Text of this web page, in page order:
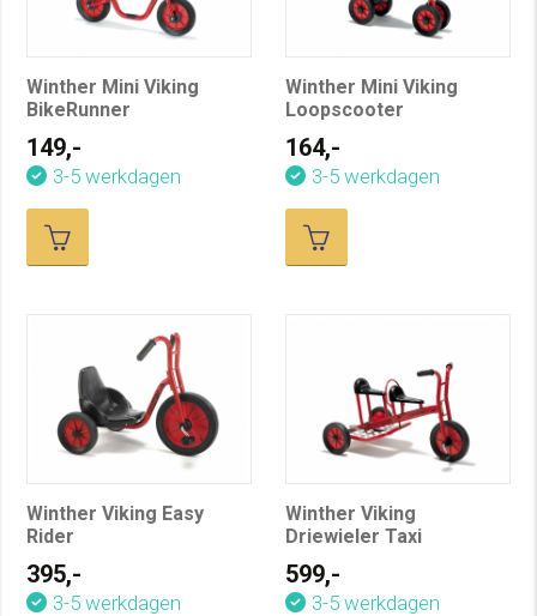
Winther Mini Viking
BikeRunner
149,-
3-5 werkdagen
Winther Mini Viking
Loopscooter
164,-
3-5 werkdagen
Winther Viking Easy
Rider
395,-
3-5 werkdagen
Winther Viking
Driewieler Taxi
599,-
3-5 werkdagen